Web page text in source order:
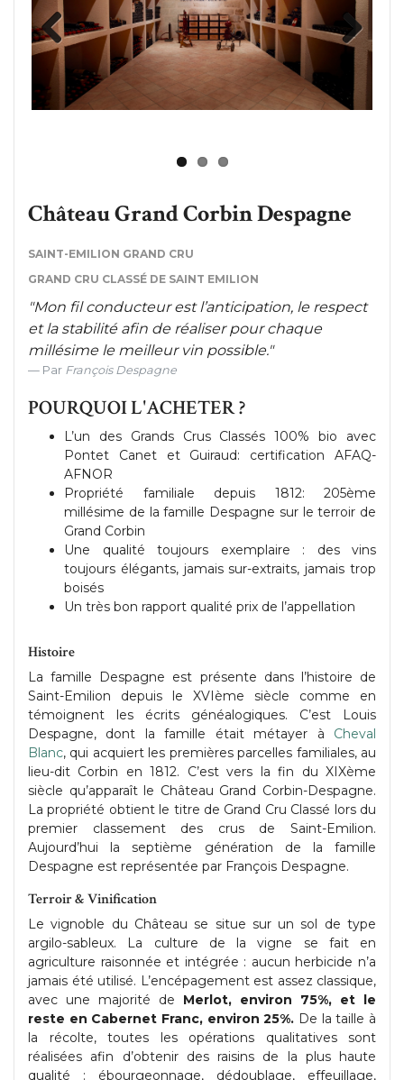
Previous
Château Grand Corbin Despagne
SAINT-EMILION GRAND CRU
GRAND CRU CLASSÉ DE SAINT EMILION
"Mon fil conducteur est l’anticipation, le respect
et la stabilité afin de réaliser pour chaque
millésime le meilleur vin possible."
Par François Despagne
POURQUOI L'ACHETER ?
L’un des Grands Crus Classés 100% bio avec
Pontet Canet et Guiraud: certification AFAQ-
AFNOR
Propriété familiale depuis 1812: 205ème
millésime de la famille Despagne sur le terroir de
Grand Corbin
Une qualité toujours exemplaire : des vins
toujours élégants, jamais sur-extraits, jamais trop
boisés
Un très bon rapport qualité prix de l’appellation
Histoire
La famille Despagne est présente dans l’histoire de
Saint-Emilion depuis le XVIème siècle comme en
témoignent les écrits généalogiques. C’est Louis
Despagne, dont la famille était métayer à Cheval
Blanc, qui acquiert les premières parcelles familiales, au
lieu-dit Corbin en 1812. C’est vers la fin du XIXème
siècle qu’apparaît le Château Grand Corbin-Despagne.
La propriété obtient le titre de Grand Cru Classé lors du
premier classement des crus de Saint-Emilion.
Aujourd’hui la septième génération de la famille
Despagne est représentée par François Despagne.
Terroir & Vinification
Le vignoble du Château se situe sur un sol de type
argilo-sableux. La culture de la vigne se fait en
agriculture raisonnée et intégrée : aucun herbicide n’a
jamais été utilisé. L’encépagement est assez classique,
avec une majorité de Merlot, environ 75%, et le
reste en Cabernet Franc, environ 25%. De la taille à
la récolte, toutes les opérations qualitatives sont
réalisées afin d’obtenir des raisins de la plus haute
qualité : ébourgeonnage, dédoublage, effeuillage,